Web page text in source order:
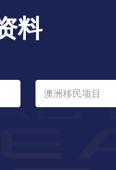
料
澳洲移民项目